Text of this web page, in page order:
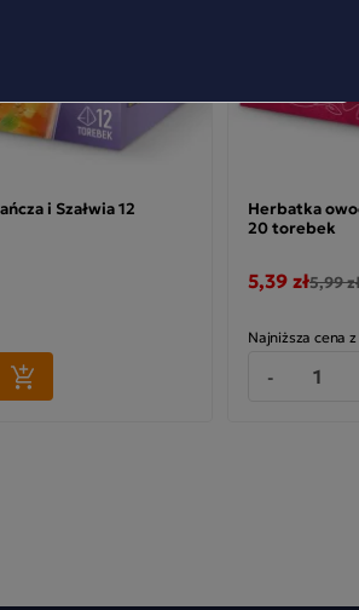
smak przetworów z własnego sadu
Wyjątkową świeżość i soczystość
jest przez polskie rodziny, jako
którym możesz dzielić się z
wyjątkowo szczelne i stabilne
dłużej zachować świeżość produktu.
o niezmiennych walorach przyniosła
przyznanych zarówno przez branżę
jej wiernych amatorów.
i Szałwia 12 Herbatka
20 torebek
5,39 zł5,99
Najniższa cena
-